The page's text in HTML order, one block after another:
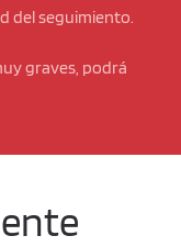
del seguimiento.
graves, podrá